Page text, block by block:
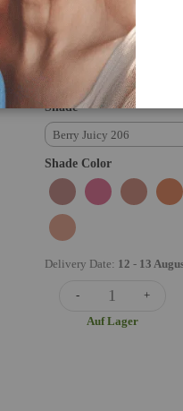
um einen natürlichen Hauch
Highlighter für zusätzlichen
Vollständige Anleitung lesen
Shade
Berry Juicy 206
Shade Color
Delivery Date: 12 - 13
-
+
Auf Lager